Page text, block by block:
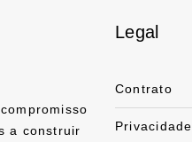
a construir
Legal
Contrato
Privacidade